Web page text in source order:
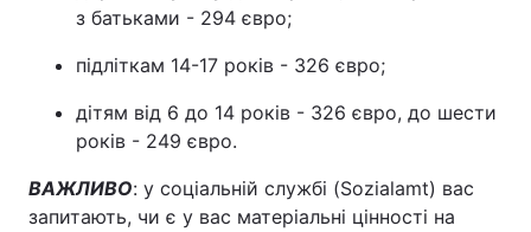
з батьками - 294 євро;
підліткам 14-17 років - 326 євро;
дітям від 6 до 14 років - 326 євро, до шести
років - 249 євро.
ВАЖЛИВО: у соціальній службі (Sozialamt) вас
запитають, чи є у вас матеріальні цінності на